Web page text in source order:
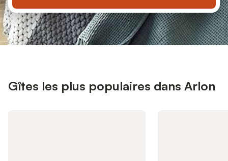
Gîtes les plus populaires dans Arlon